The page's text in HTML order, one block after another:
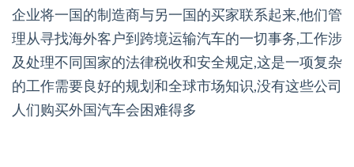
企业将一国的制造商与另一国的买家联系起来,他们管
理从寻找海外客户到跨境运输汽车的一切事务,工作涉
及处理不同国家的法律税收和安全规定,这是一项复杂
的工作需要良好的规划和全球市场知识,没有这些公司
人们购买外国汽车会困难得多